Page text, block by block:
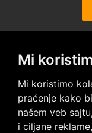
Mi
Mi koristimo
praćenje kako
našem veb
i ciljane
Posetite